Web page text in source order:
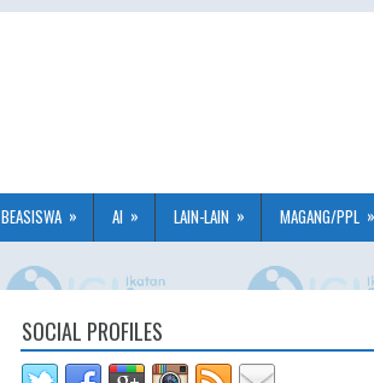
BEASISWA » AI » LAIN-LAIN » MAGANG/PPL »
SOCIAL PROFILES